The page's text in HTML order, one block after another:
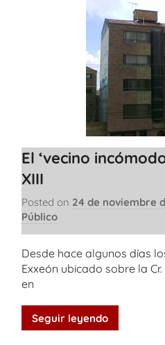
El ‘vecino
XIII
Posted on 24 de noviembre
Público
Desde hace algunos días
Exxeón ubicado sobre la
en
Seguir leyendo